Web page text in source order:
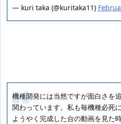
— kuri taka (@kuritaka11)
機種開発には当然ですが面白さを
関わっています。私も毎機種必死
ようやく完成した台の動画を見た